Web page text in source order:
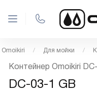
Для мойки
Контейнер Omoikiri
DC-03-1 GB